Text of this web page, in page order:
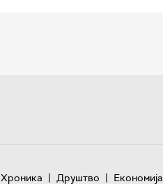
Хроника | Друштво | Економија